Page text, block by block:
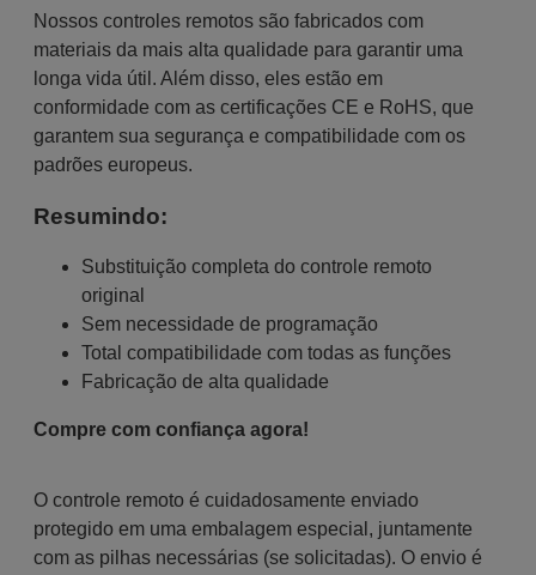
Nossos controles remotos são fabricados com
materiais da mais alta qualidade para garantir uma
longa vida útil. Além disso, eles estão em
conformidade com as certificações CE e RoHS, que
garantem sua segurança e compatibilidade com os
padrões europeus.
Resumindo:
Substituição completa do controle remoto
original
Sem necessidade de programação
Total compatibilidade com todas as funções
Fabricação de alta qualidade
Compre com confiança agora!
O controle remoto é cuidadosamente enviado
protegido em uma embalagem especial, juntamente
com as pilhas necessárias (se solicitadas). O envio é